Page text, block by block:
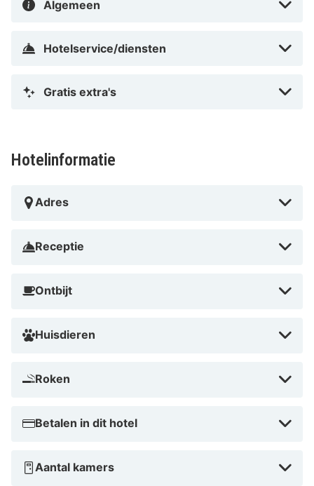
Algemeen
Hotelservice/diensten
Gratis extra's
Hotelinformatie
Adres
Receptie
Ontbijt
Huisdieren
Roken
Betalen in dit hotel
Aantal kamers